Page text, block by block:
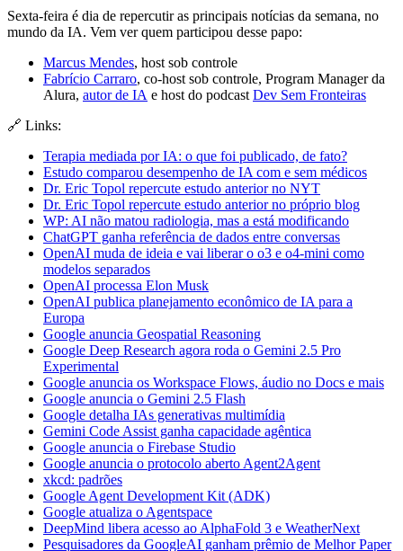
Sexta-feira é dia de repercutir as principais notícias da semana, no
mundo da IA. Vem ver quem participou desse papo:
Marcus Mendes, host sob controle
Fabrício Carraro, co-host sob controle, Program Manager da
Alura, autor de IA e host do podcast Dev Sem Fronteiras
🔗 Links:
Terapia mediada por IA: o que foi publicado, de fato?
Estudo comparou desempenho de IA com e sem médicos
Dr. Eric Topol repercute estudo anterior no NYT
Dr. Eric Topol repercute estudo anterior no próprio blog
WP: AI não matou radiologia, mas a está modificando
ChatGPT ganha referência de dados entre conversas
OpenAI muda de ideia e vai liberar o o3 e o4-mini como
modelos separados
OpenAI processa Elon Musk
OpenAI publica planejamento econômico de IA para a
Europa
Google anuncia Geospatial Reasoning
Google Deep Research agora roda o Gemini 2.5 Pro
Experimental
Google anuncia os Workspace Flows, áudio no Docs e mais
Google anuncia o Gemini 2.5 Flash
Google detalha IAs generativas multimídia
Gemini Code Assist ganha capacidade agêntica
Google anuncia o Firebase Studio
Google anuncia o protocolo aberto Agent2Agent
xkcd: padrões
Google Agent Development Kit (ADK)
Google atualiza o Agentspace
DeepMind libera acesso ao AlphaFold 3 e WeatherNext
Pesquisadores da GoogleAI ganham prêmio de Melhor Paper